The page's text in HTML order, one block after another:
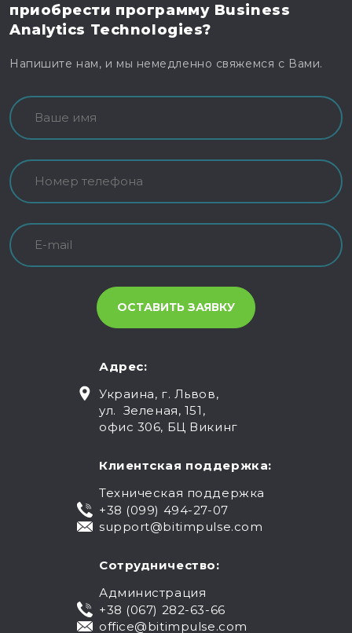
приобрести программу Business
Analytics Technologies?
Напишите нам, и мы немедленно свяжемся с Вами.
Адрес:
Украина, г. Львов,
ул. Зеленая, 151,
офис 306, БЦ Викинг
Клиентская поддержка:
Техническая поддержка
+38 (099) 494-27-07
support@bitimpulse.com
Сотрудничество:
Администрация
+38 (067) 282-63-66
office@bitimpulse.com